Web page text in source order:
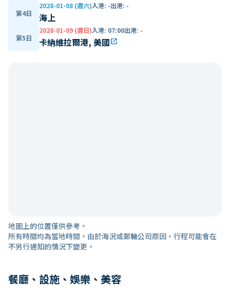
第4日
2028-01-08 (週六)入港: -出港: -
海上
第5日
2028-01-09 (週日)入港: 07:00出港: -
卡納維拉爾港, 美國open_in_new
地圖上的位置僅供參考。
所有時間均為當地時間。由於海況或郵輪公司原因，行程可能會在
不另行通知的情況下變更。
餐廳、設施、娛樂、美容